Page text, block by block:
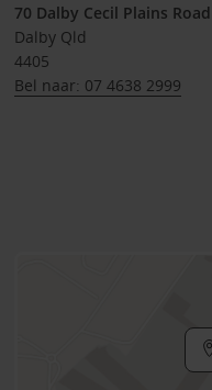
70 Dalby Cecil Plains Road
Dalby Qld
4405
Bel naar: 07 4638 2999